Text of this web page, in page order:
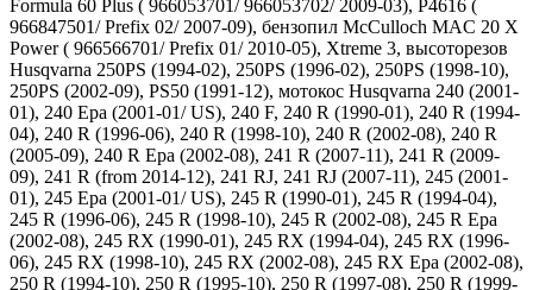
Formula 60 Plus ( 966053701/ 966053702/ 2009-03), P4616 (
966847501/ Prefix 02/ 2007-09), бензопил McCulloch MAC 20 X
Power ( 966566701/ Prefix 01/ 2010-05), Xtreme 3, высоторезов
Husqvarna 250PS (1994-02), 250PS (1996-02), 250PS (1998-10),
250PS (2002-09), PS50 (1991-12), мотокос Husqvarna 240 (2001-
01), 240 Epa (2001-01/ US), 240 F, 240 R (1990-01), 240 R (1994-
04), 240 R (1996-06), 240 R (1998-10), 240 R (2002-08), 240 R
(2005-09), 240 R Epa (2002-08), 241 R (2007-11), 241 R (2009-
09), 241 R (from 2014-12), 241 RJ, 241 RJ (2007-11), 245 (2001-
01), 245 Epa (2001-01/ US), 245 R (1990-01), 245 R (1994-04),
245 R (1996-06), 245 R (1998-10), 245 R (2002-08), 245 R Epa
(2002-08), 245 RX (1990-01), 245 RX (1994-04), 245 RX (1996-
06), 245 RX (1998-10), 245 RX (2002-08), 245 RX Epa (2002-08),
250 R (1994-10), 250 R (1995-10), 250 R (1997-08), 250 R (1999-